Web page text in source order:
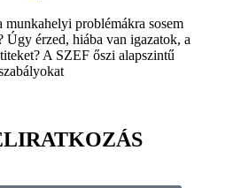
problémákra sosem
Úgy érzed, hiába van igazatok, a
A SZEF őszi alapszintű